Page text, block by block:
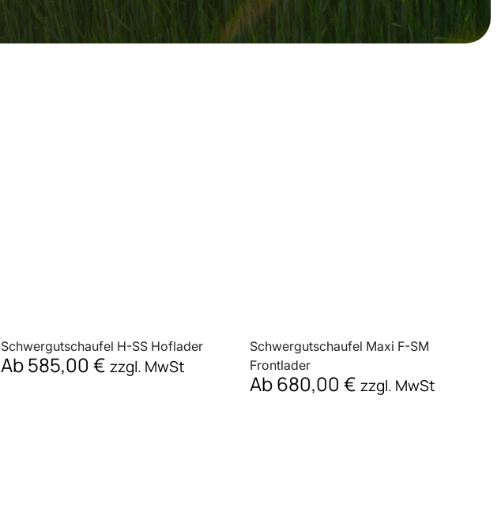
Schwergutschaufel H-SS Hoflader
Ab585,00€ zzgl. MwSt
Schwergutschaufel Maxi F-SM
Frontlader
Ab680,00 € zzgl. MwSt